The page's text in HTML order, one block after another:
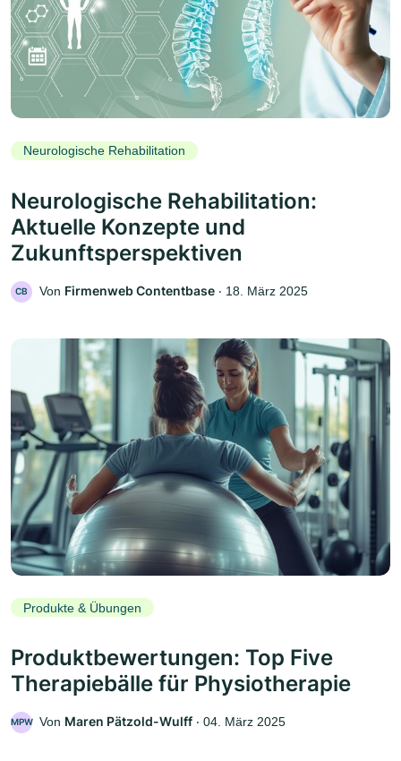
Neurologische Rehabilitation
Neurologische Rehabilitation:
Aktuelle Konzepte und
Zukunftsperspektiven
CB Von Firmenweb Contentbase ‧ 18. März 2025
Produkte & Übungen
Produktbewertungen: Top Five
Therapiebälle für Physiotherapie
MPW Von Maren Pätzold-Wulff ‧ 04. März 2025